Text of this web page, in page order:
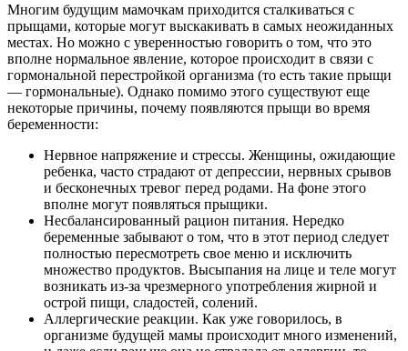
Многим будущим мамочкам приходится сталкиваться с
прыщами, которые могут выскакивать в самых неожиданных
местах. Но можно с уверенностью говорить о том, что это
вполне нормальное явление, которое происходит в связи с
гормональной перестройкой организма (то есть такие прыщи
— гормональные). Однако помимо этого существуют еще
некоторые причины, почему появляются прыщи во время
беременности:
Нервное напряжение и стрессы. Женщины, ожидающие
ребенка, часто страдают от депрессии, нервных срывов
и бесконечных тревог перед родами. На фоне этого
вполне могут появляться прыщики.
Несбалансированный рацион питания. Нередко
беременные забывают о том, что в этот период следует
полностью пересмотреть свое меню и исключить
множество продуктов. Высыпания на лице и теле могут
возникать из-за чрезмерного употребления жирной и
острой пищи, сладостей, солений.
Аллергические реакции. Как уже говорилось, в
организме будущей мамы происходит много изменений,